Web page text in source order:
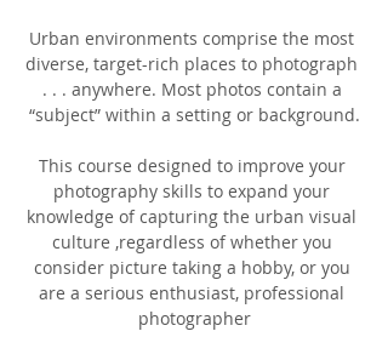
Urban environments comprise the most
diverse, target-rich places to photograph
. . . anywhere. Most photos contain a
“subject” within a setting or background.
This course designed to improve your
photography skills to expand your
knowledge of capturing the urban visual
culture ,regardless of whether you
consider picture taking a hobby, or you
are a serious enthusiast, professional
photographer